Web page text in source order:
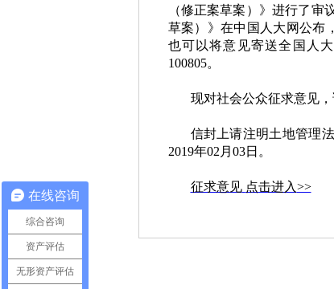
（修正案草案）》进行了
草案）》在中国人大网公布
也可以将意见寄送全国人
100805。
现对社会公众征求意见
信封上请注明土地管理
2019年02 月 03日。
征求意见 点击进入>>
在线咨询
综合咨询
资产评估
无形资产评估